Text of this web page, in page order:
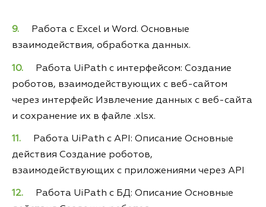
Работа с Excel и Word. Основные
взаимодействия, обработка данных.
Работа UiPath с интерфейсом: Создание
роботов, взаимодействующих с веб-сайтом
через интерфейс Извлечение данных с веб-сайта
и сохранение их в файле .xlsx.
Работа UiPath с API: Описание Основные
действия Создание роботов,
взаимодействующих с приложениями через API
Работа UiPath с БД: Описание Основные